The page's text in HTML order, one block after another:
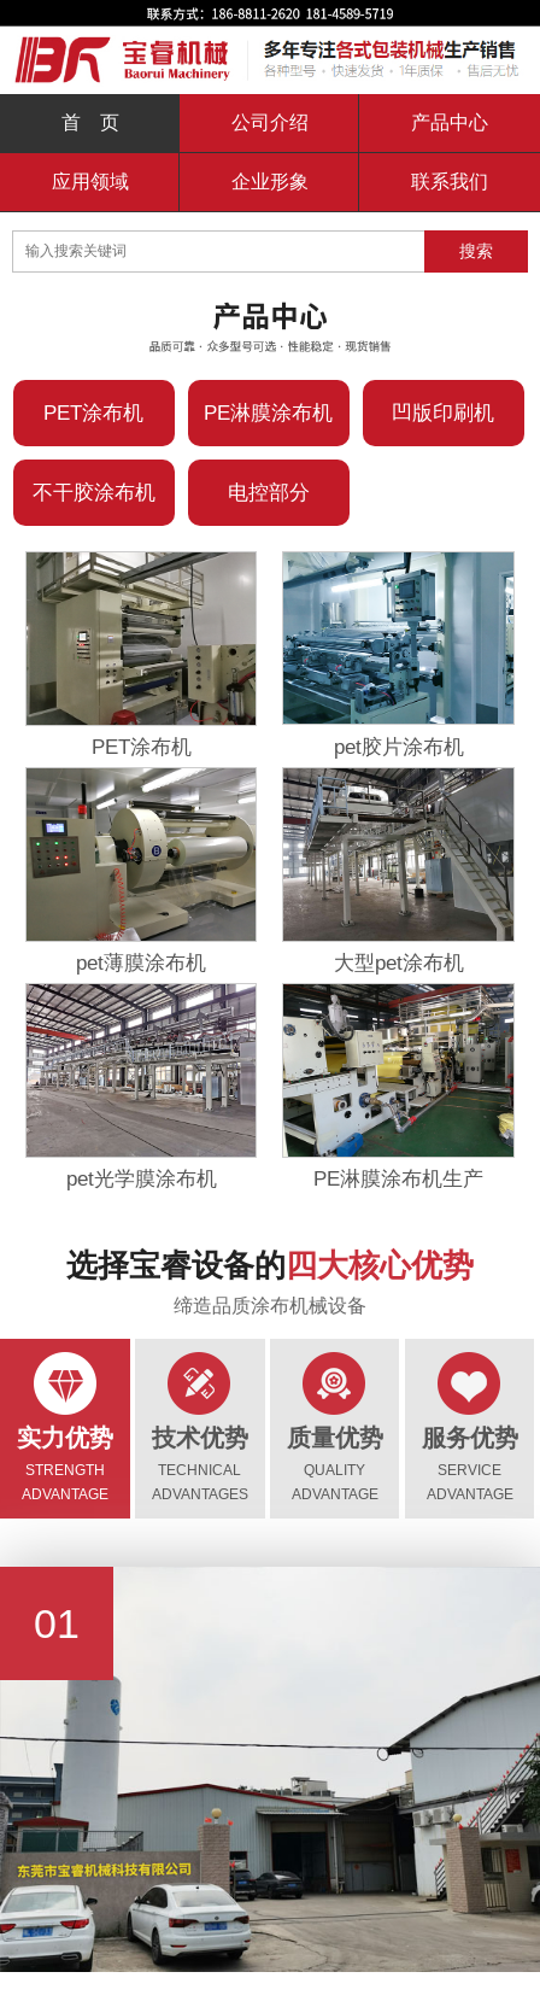
首 页 公司介绍 产品中心
应用领域 企业形象 联系我们
PET涂布机 PE淋膜涂布机 凹版印刷机
不干胶涂布机 电控部分
PET涂布机 pet胶片涂布机
pet薄膜涂布机 大型pet涂布机
pet光学膜涂布机 PE淋膜涂布机生产
选择宝睿设备的 四大核心优势
缔造品质涂布机械设备
实力优势
STRENGTH
ADVANTAGE
技术优势
TECHNICAL
ADVANTAGES
质量优势
QUALITY
ADVANTAGE
服务优势
SERVICE
ADVANTAGE
01